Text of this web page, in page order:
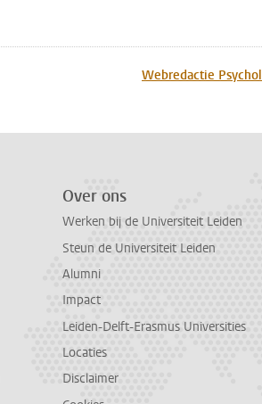
Webredactie
Over ons
Werken bij de Universiteit Leiden
Steun de Universiteit Leiden
Alumni
Impact
Leiden-Delft-Erasmus Universities
Locaties
Disclaimer